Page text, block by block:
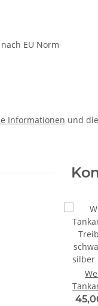
EU Norm
Informationen und die